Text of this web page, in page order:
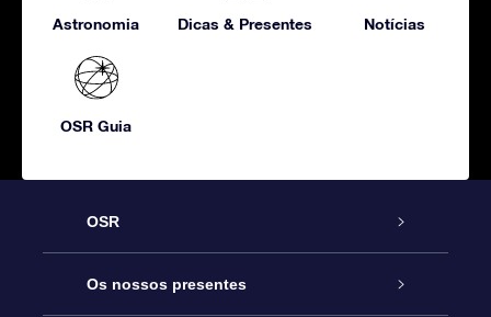
Astronomia Dicas & Presentes Notícias
OSR Guia
OSR
Serviço
Os nossos presentes